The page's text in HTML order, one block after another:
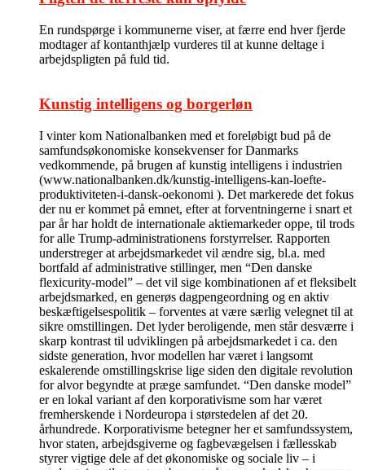
En rundspørge i kommunerne viser, at færre end hver fjerde
modtager af kontanthjælp vurderes til at kunne deltage i
arbejdspligten på fuld tid.
Kunstig intelligens og borgerløn
I vinter kom Nationalbanken med et foreløbigt bud på de
samfundsøkonomiske konsekvenser for Danmarks
vedkommende, på brugen af kunstig intelligens i industrien
(www.nationalbanken.dk/kunstig-intelligens-kan-loefte-
produktiviteten-i-dansk-oekonomi ). Det markerede det fokus
der nu er kommet på emnet, efter at forventningerne i snart et
par år har holdt de internationale aktiemarkeder oppe, til trods
for alle Trump-administrationens forstyrrelser. Rapporten
understreger at arbejdsmarkedet vil ændre sig, bl.a. med
bortfald af administrative stillinger, men “Den danske
flexicurity-model” – det vil sige kombinationen af et fleksibelt
arbejdsmarked, en generøs dagpengeordning og en aktiv
beskæftigelsespolitik – forventes at være særlig velegnet til at
sikre omstillingen. Det lyder beroligende, men står desværre i
skarp kontrast til udviklingen på arbejdsmarkedet i ca. den
sidste generation, hvor modellen har været i langsomt
eskalerende omstillingskrise lige siden den digitale revolution
for alvor begyndte at præge samfundet. “Den danske model”
er en lokal variant af den korporativisme som har været
fremherskende i Nordeuropa i størstedelen af det 20.
århundrede. Korporativisme betegner her et samfundssystem,
hvor staten, arbejdsgiverne og fagbevægelsen i fællesskab
styrer vigtige dele af det økonomiske og sociale liv – i